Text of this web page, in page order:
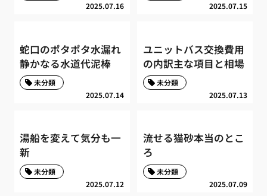
2025.07.16 2025.07.15
蛇口のポタポタ水漏れ
静かなる水道代泥棒
2025.07.14
未分類
ユニットバス交換費用
の内訳主な項目と相場
2025.07.13
未分類
湯船を変えて気分も一
新
2025.07.12
未分類
流せる猫砂本当のとこ
ろ
2025.07.09
未分類